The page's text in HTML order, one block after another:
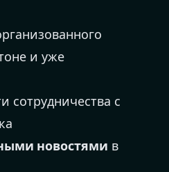
и уже
сотрудничества с
новостями в